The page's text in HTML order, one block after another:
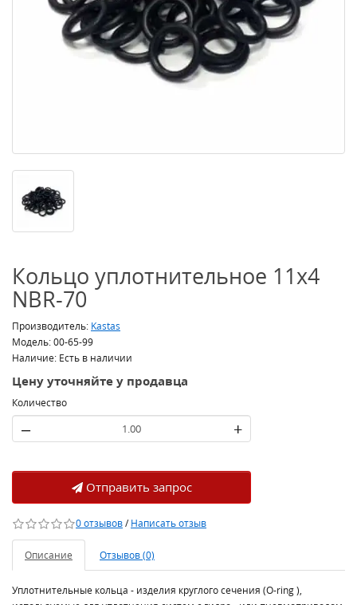
Кольцо уплотнительное 11x4
NBR-70
Производитель: Kastas
Модель: 00-65-99
Наличие: Есть в наличии
Цену уточняйте у продавца
Количество
– +
Отправить запрос
0 отзывов/Написать отзыв
Описание Отзывов (0)
Уплотнительные кольца - изделия круглого сечения (O-ring ),